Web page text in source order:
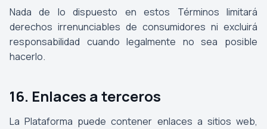
Nada de lo dispuesto en estos Términos limitará
derechos irrenunciables de consumidores ni excluirá
responsabilidad cuando legalmente no sea posible
hacerlo.
16. Enlaces a terceros
La Plataforma puede contener enlaces a sitios web,